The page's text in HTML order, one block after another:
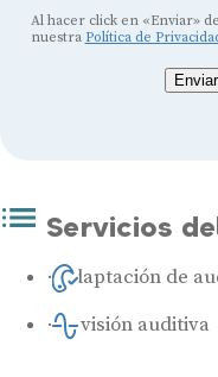
Al hacer click en «Enviar»
nuestra Política de
Enviar
Servicios
Adaptación de
Revisión auditiva